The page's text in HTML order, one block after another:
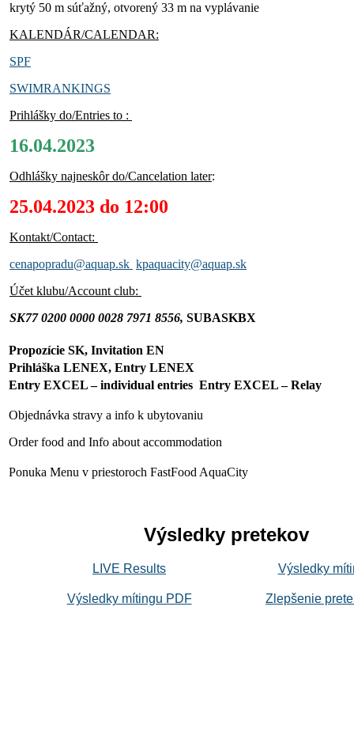
krytý 50 m súťažný, otvorený 33 m na vyplávanie
KALENDÁR/CALENDAR:
SPF
SWIMRANKINGS
Prihlášky do/Entries to :
16.04.2023
Odhlášky najneskôr do/Cancelation later:
25.04.2023 do 12:00
Kontakt/Contact:
cenapopradu@aquap.sk kpaquacity@aquap.sk
Účet klubu/Account club:
SK77 0200 0000 0028 7971 8556, SUBASKBX
Propozície SK, Invitation EN
Prihláška LENEX, Entry LENEX
Entry EXCEL – individual entries Entry EXCEL – Relay
Objednávka stravy a info k ubytovaniu
Order food and Info about accommodation
Ponuka Menu v priestoroch FastFood AquaCity
Výsledky pretekov
LIVE Results Výsledky
Výsledky mítingu PDF Zlepšenie